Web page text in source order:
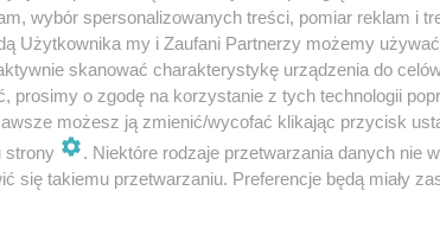
pędzili
ponad milion
wybór spersonalizowanych treści, pomiar reklam i
Użytkownika my i Zaufani Partnerzy możemy
skanować charakterystykę urządzenia do
prosimy o zgodę na korzystanie z tych technologii
możesz ją zmienić/wycofać klikając przycisk
strony
. Niektóre rodzaje przetwarzania danych nie
się takiemu przetwarzaniu. Preferencje będą miały